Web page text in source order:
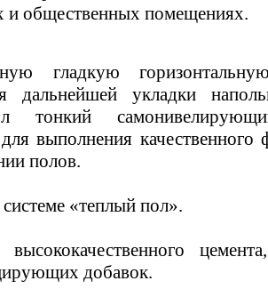
и общественных помещениях.
гладкую
дальнейшей укладки
тонкий
выполнения
полов.
«теплый пол».
добавок.